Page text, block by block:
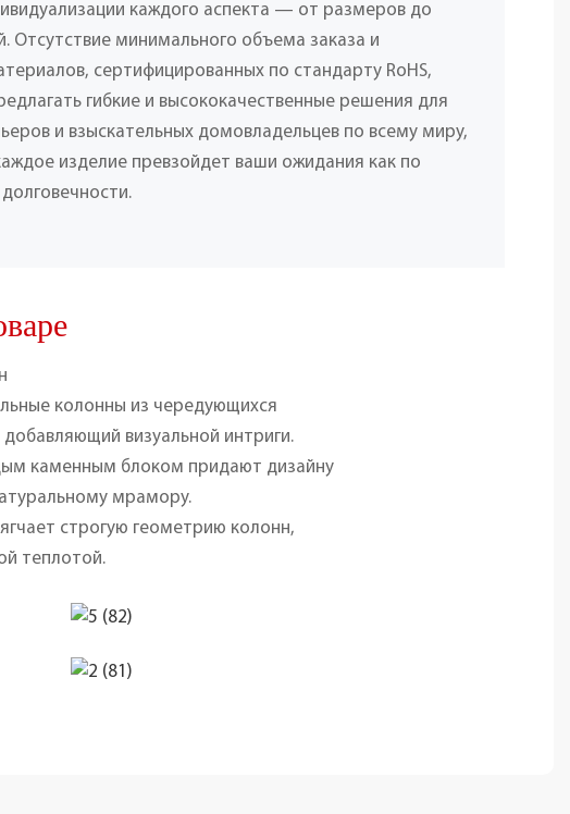
каждого аспекта — от размеров до
Отсутствие минимального объема заказа и
сертифицированных по стандарту RoHS,
гибкие и высококачественные решения для
и взыскательных домовладельцев по всему миру,
изделие превзойдет ваши ожидания как по
колонны из чередующихся
визуальной интриги.
каменным блоком придают дизайну
мрамору.
строгую геометрию колонн,
теплотой.